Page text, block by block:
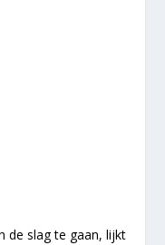
de slag te gaan, lijkt